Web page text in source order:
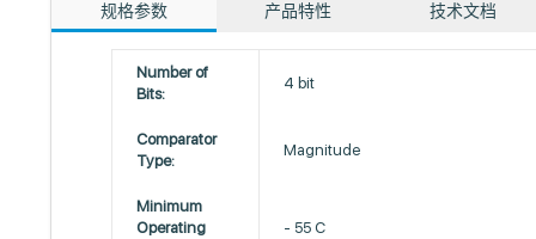
规格参数 产品特性 技术文档
Number of
Bits:
4 bit
Comparator
Type:
Magnitude
Minimum
Operating
- 55 C